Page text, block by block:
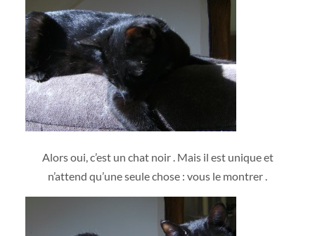
Alors oui, c’est un chat noir . Mais il est unique et
n’attend qu’une seule chose : vous le montrer .